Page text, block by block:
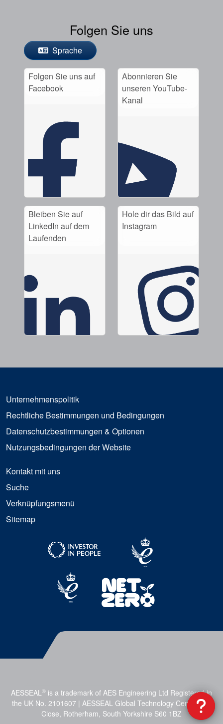
Folgen Sie uns
Sprache
Folgen Sie uns auf
Facebook
Abonnieren Sie
unseren YouTube-
Kanal
Bleiben Sie auf
LinkedIn auf dem
Laufenden
Hole dir das Bild auf
Instagram
Unternehmenspolitik
Rechtliche Bestimmungen und Bedingungen
Datenschutzbestimmungen & Optionen
Nutzungsbedingungen der Website
Kontakt mit uns
Suche
Verknüpfungsmenü
Sitemap
AESSEAL ® is a trademark of AES Engineering Ltd Registered in
the UK No. 2101607 | AESSEAL Global Technology Centre, Mill
Close, Rotherham, South Yorkshire S60 1BZ